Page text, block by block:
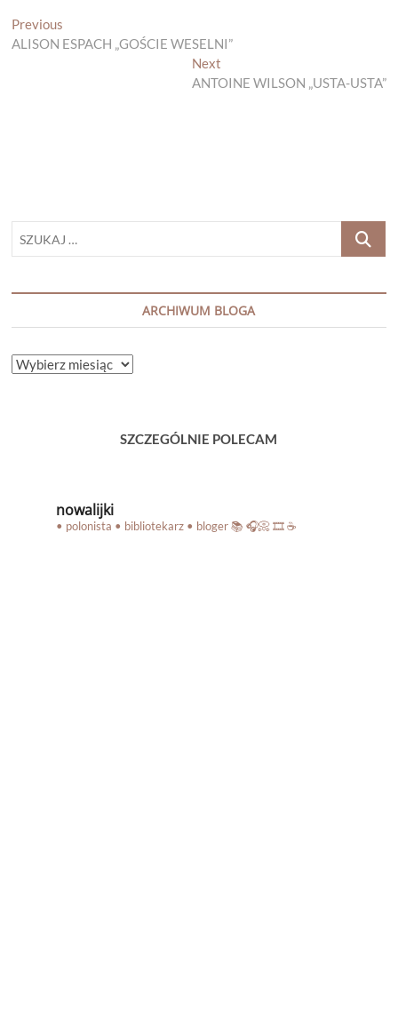
Nawigacja
wpisu
Previous
post:
ALISON ESPACH „GOŚCIE WESELNI”
NextNext
post:
ANTOINE WILSON „USTA-USTA”
SZUKAJ
ARCHIWUM BLOGA
ARCHIWUM
SZCZEGÓLNIE POLECAM
nowalijki
• polonista • bibliotekarz • bloger📚 🎧📀 🎞️ ☕️